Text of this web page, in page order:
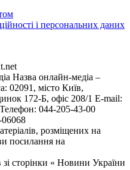
і персональних даних
Назва онлайн-медіа –
02091, місто Київ,
172-Б, офіс 208/1 E-mail:
Телефон: 044-205-43-00
06068
розміщених на
посилання на
зі сторінки « Новини України